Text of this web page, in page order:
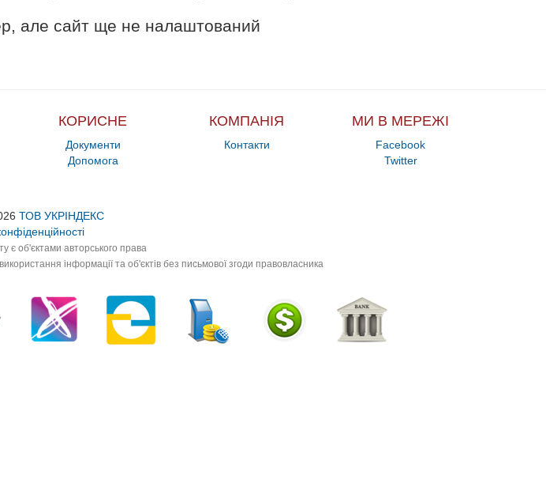
але сайт ще не налаштований
КОРИСНЕ
Документи
Допомога
КОМПАНІЯ
Контакти
МИ В МЕРЕЖІ
Facebook
Twitter
ТОВ УКРІНДЕКС
є об'єктами авторського права
інформації та об'єктів без письмової згоди правовласника